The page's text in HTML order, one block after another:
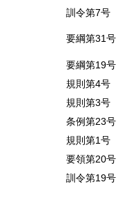
訓令第7号
要綱第31号
要綱第19号
規則第4号
規則第3号
条例第23号
規則第1号
要領第20号
訓令第19号